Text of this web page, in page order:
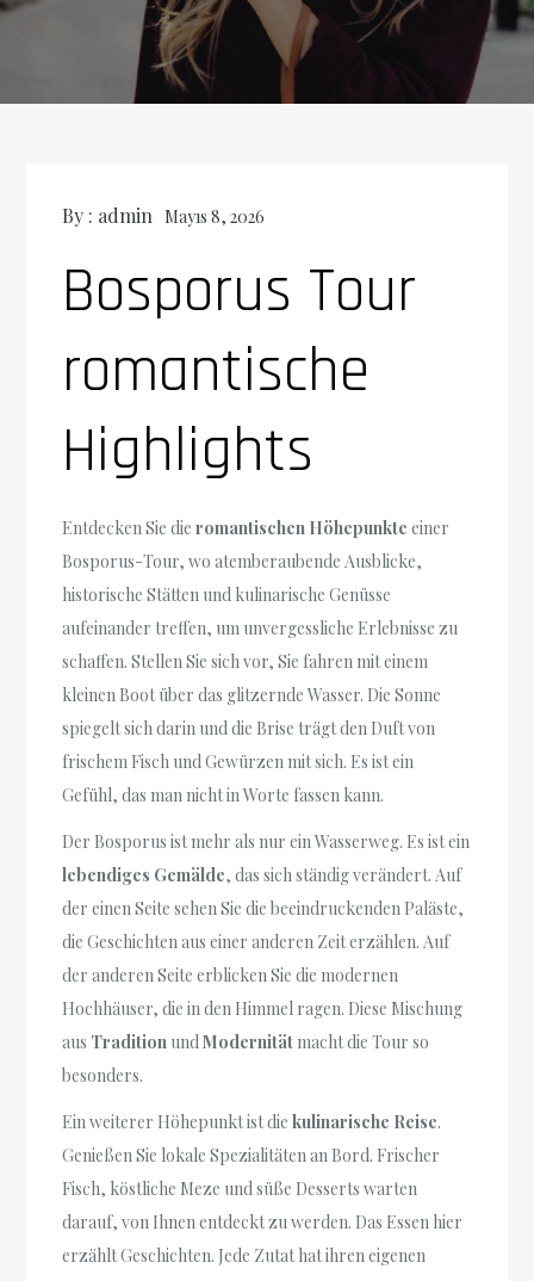
By : admin Mayıs 8, 2026
Bosporus Tour
romantische
Highlights
Entdecken Sie dieromantischen Höhepunkte einer
Bosporus-Tour, wo atemberaubende Ausblicke,
historische Stätten und kulinarische Genüsse
aufeinander treffen, um unvergessliche Erlebnisse zu
schaffen. Stellen Sie sich vor, Sie fahren mit einem
kleinen Boot über das glitzernde Wasser. Die Sonne
spiegelt sich darin und die Brise trägt den Duft von
frischem Fisch und Gewürzen mit sich. Es ist ein
Gefühl, das man nicht in Worte fassen kann.
Der Bosporus ist mehr als nur ein Wasserweg. Es ist ein
lebendiges Gemälde, das sich ständig verändert. Auf
der einen Seite sehen Sie die beeindruckenden Paläste,
die Geschichten aus einer anderen Zeit erzählen. Auf
der anderen Seite erblicken Sie die modernen
Hochhäuser, die in den Himmel ragen. Diese Mischung
aus Tradition undModernitätmacht die Tour so
besonders.
Ein weiterer Höhepunkt ist diekulinarische Reise.
Genießen Sie lokale Spezialitäten an Bord. Frischer
Fisch, köstliche Meze und süße Desserts warten
darauf, von Ihnen entdeckt zu werden. Das Essen hier
erzählt Geschichten. Jede Zutat hat ihren eigenen